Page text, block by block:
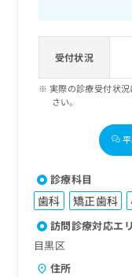
受付状況
実際の診療受付状
さい。
診療科目
歯科 矯正歯科
訪問診療対応エ
目黒区
住所